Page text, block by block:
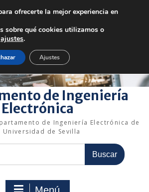
48 73 72 electronica@us.es
departamento!
de Ingeniería
Electrónica
de Ingeniería Electrónica de
Universidad de Sevilla
ofrecerte la mejor experiencia en
sobre qué cookies utilizamos o
ajustes.
Ajustes